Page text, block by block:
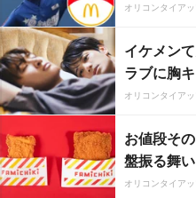
オリコンタイア
イケメン
ラブに胸
オリコンタイア
お値段そ
盤振る舞い
オリコンタイア